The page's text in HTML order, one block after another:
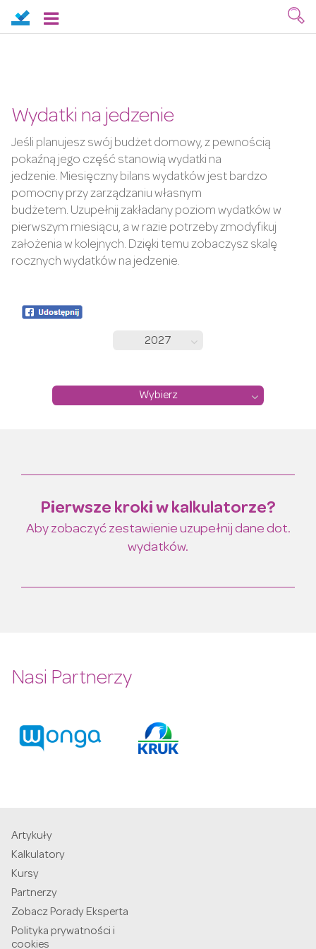
Wydatki na jedzenie
Jeśli planujesz swój budżet domowy, z pewnością
pokaźną jego część stanowią wydatki na
jedzenie. Miesięczny bilans wydatków jest bardzo
pomocny przy zarządzaniu własnym
budżetem. Uzupełnij zakładany poziom wydatków w
pierwszym miesiącu, a w razie potrzeby zmodyfikuj
założenia w kolejnych. Dzięki temu zobaczysz skalę
rocznych wydatków na jedzenie.
2027
Wybierz
Pierwsze kroki w kalkulatorze?
Aby zobaczyć zestawienie uzupełnij dane dot.
wydatków.
Nasi Partnerzy
Artykuły
Kalkulatory
Kursy
Partnerzy
Zobacz Porady Eksperta
Polityka prywatności i
cookies